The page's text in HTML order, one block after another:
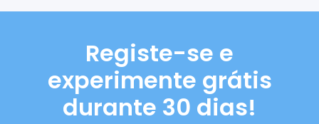
Registe-se e
experimente grátis
durante 30 dias!